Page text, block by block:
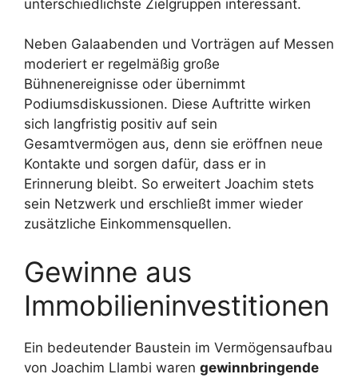
unterschiedlichste Zielgruppen interessant.
Neben Galaabenden und Vorträgen auf Messen
moderiert er regelmäßig große
Bühnenereignisse oder übernimmt
Podiumsdiskussionen. Diese Auftritte wirken
sich langfristig positiv auf sein
Gesamtvermögen aus, denn sie eröffnen neue
Kontakte und sorgen dafür, dass er in
Erinnerung bleibt. So erweitert Joachim stets
sein Netzwerk und erschließt immer wieder
zusätzliche Einkommensquellen.
Gewinne aus
Immobilieninvestitionen
Ein bedeutender Baustein im Vermögensaufbau
von Joachim Llambi waren gewinnbringende